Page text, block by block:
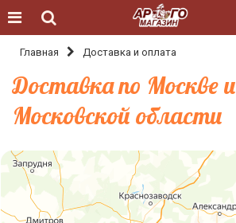
Главная Доставка и оплата
Доставка по Москве и
Московской области